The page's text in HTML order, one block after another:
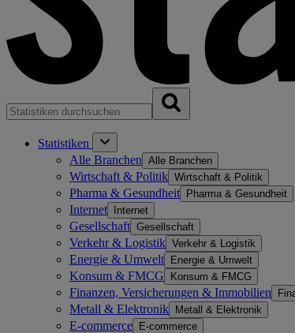
Statistiken
Alle Branchen Alle Branchen
Wirtschaft & Politik Wirtschaft & Politik
Pharma & Gesundheit Pharma & Gesundheit
Internet Internet
Gesellschaft Gesellschaft
Verkehr & Logistik Verkehr & Logistik
Energie & Umwelt Energie & Umwelt
Konsum & FMCG Konsum & FMCG
Finanzen, Versicherungen & Immobilien
Metall & Elektronik Metall & Elektronik
E-commerce E-commerce